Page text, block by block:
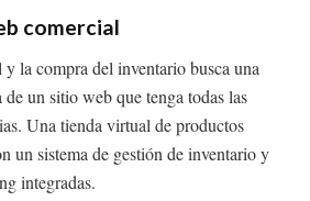
comercial
y la compra del inventario busca una
de un sitio web que tenga todas las
Una tienda virtual de productos
un sistema de gestión de inventario y
integradas.